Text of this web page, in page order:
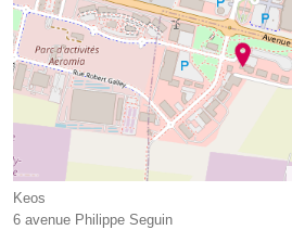
Keos
6 avenue Philippe Seguin